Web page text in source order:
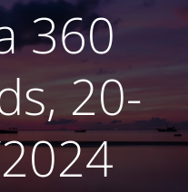
360
20-